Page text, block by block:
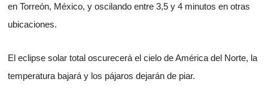
en Torreón, México, y oscilando entre 3,5 y 4 minutos en otras
ubicaciones.
El eclipse solar total oscurecerá el cielo de América del Norte, la
temperatura bajará y los pájaros dejarán de piar.